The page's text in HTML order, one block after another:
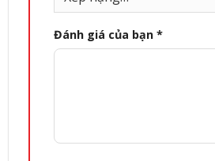
Đánh giá của bạn *